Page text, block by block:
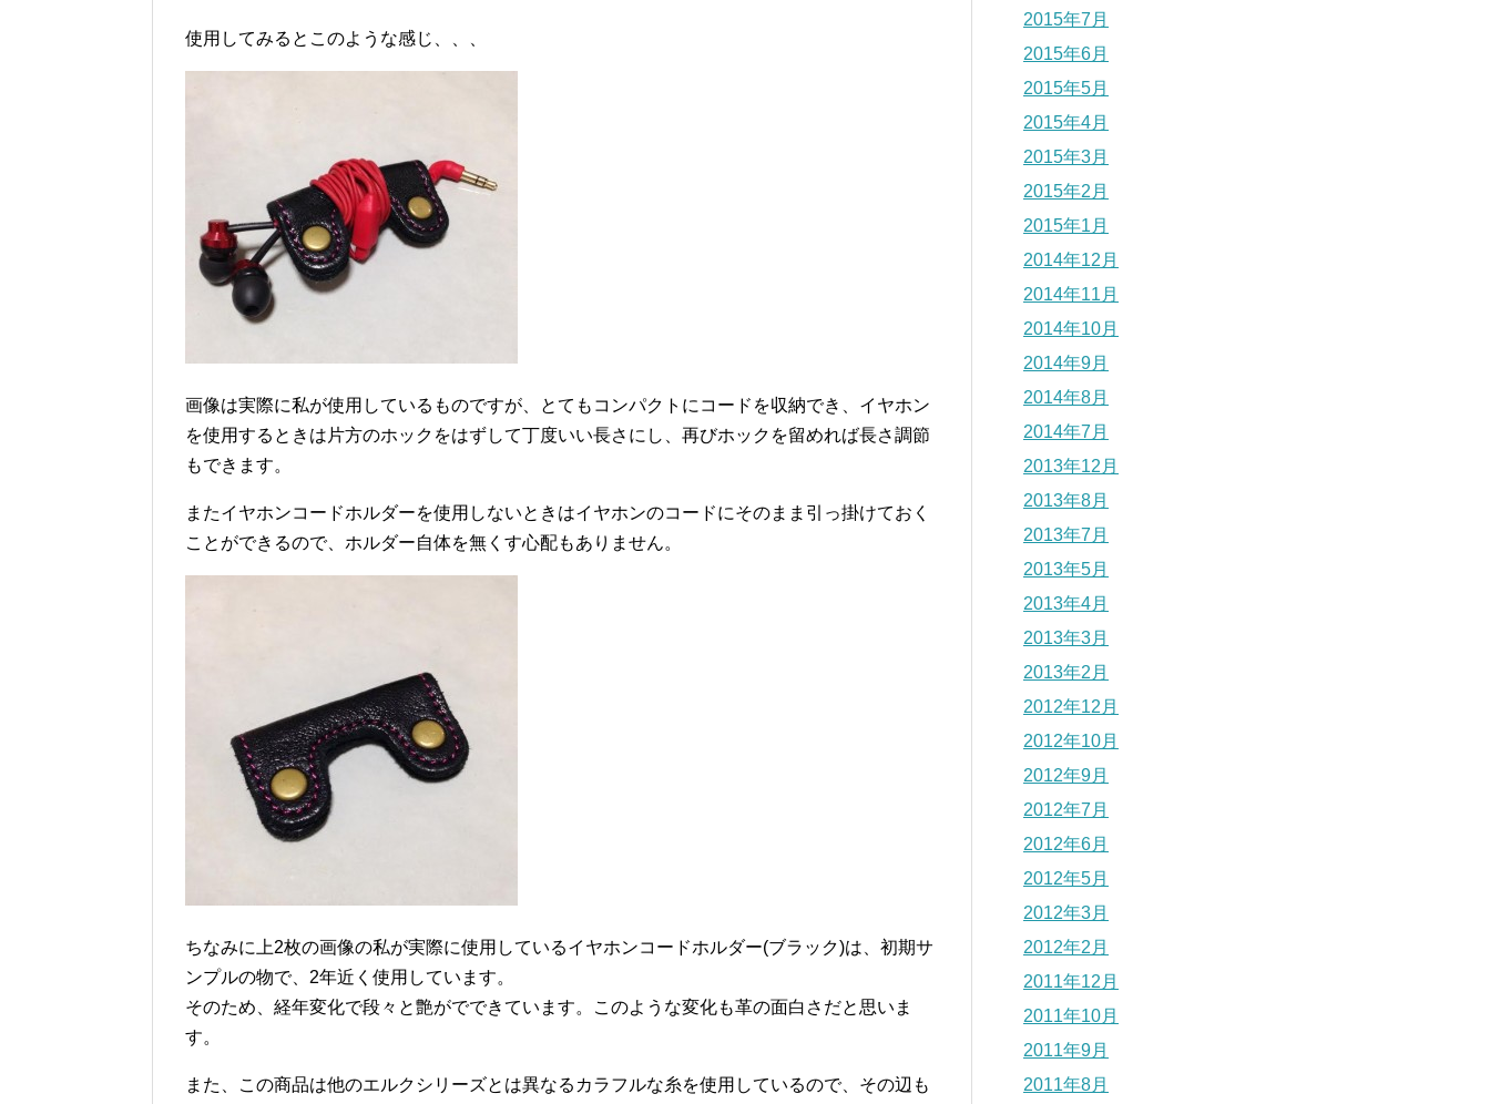
使用してみるとこのような感じ、、、
画像は実際に私が使用しているものですが、とてもコンパクトにコードを収納でき、イヤホン
を使用するときは片方のホックをはずして丁度いい長さにし、再びホックを留めれば長さ調節
もできます。
またイヤホンコードホルダーを使用しないときはイヤホンのコードにそのまま引っ掛けておく
ことができるので、ホルダー自体を無くす心配もありません。
ちなみに上2枚の画像の私が実際に使用しているイヤホンコードホルダー(ブラック)は、初期サ
ンプルの物で、2年近く使用しています。
そのため、経年変化で段々と艶がでできています。このような変化も革の面白さだと思いま
す。
また、この商品は他のエルクシリーズとは異なるカラフルな糸を使用しているので、その辺も
2015年7月
2015年6月
2015年5月
2015年4月
2015年3月
2015年2月
2015年1月
2014年12月
2014年11月
2014年10月
2014年9月
2014年8月
2014年7月
2013年12月
2013年8月
2013年7月
2013年5月
2013年4月
2013年3月
2013年2月
2012年12月
2012年10月
2012年9月
2012年7月
2012年6月
2012年5月
2012年3月
2012年2月
2011年12月
2011年10月
2011年9月
2011年8月